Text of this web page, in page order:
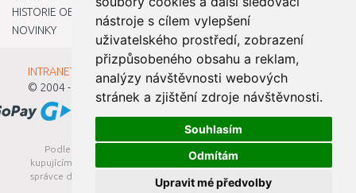
nástroje s cílem vylepšení
uživatelského prostředí, zobrazení
přizpůsobeného obsahu a reklam,
analýzy návštěvnosti webových
stránek a zjištění zdroje návštěvnosti.
Souhlasím
Odmítám
Upravit mé předvolby
HISTORIE OBJEDNÁVEK
NOVINKY
INTRANET - Přihlášení pro zaměstnance
© 2004 - 2026
Kamody s.r.o.
Podle zákona o evidenci tržeb je prodávající povinen vystavit
kupujícímu účtenku. Zároveň je povinen zaevidovat přijatou tržbu u
správce daně online; v případě technického výpadku pak nejpozději
do 48 hodin.